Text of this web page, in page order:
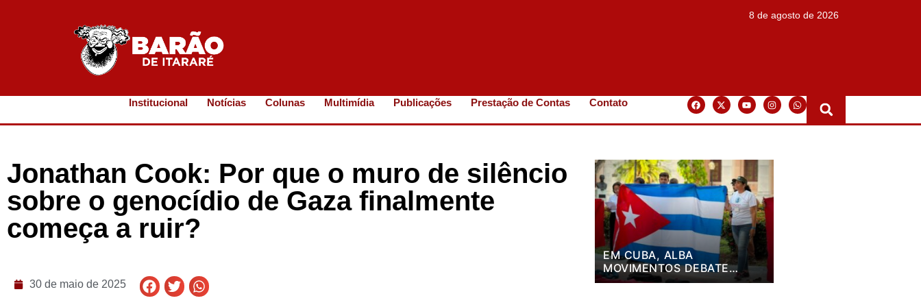
8 de agosto de 2026
Institucional Notícias Colunas Multimídia Publicações Prestação de Contas Contato
Jonathan Cook: Por que o muro de silêncio
sobre o genocídio de Gaza finalmente
começa a ruir?
30 de maio de 2025
EM CUBA, ALBA
MOVIMENTOS DEBATE
PLANO DE LUTA PARA OS